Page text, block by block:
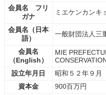
会員名 フリ
ガナ
ミエケンカンキ
会員名（日本
語）
一般財団法人三
会員名
（English）
MIE
設立年月日
昭和５２年９月
資本金
900百万円